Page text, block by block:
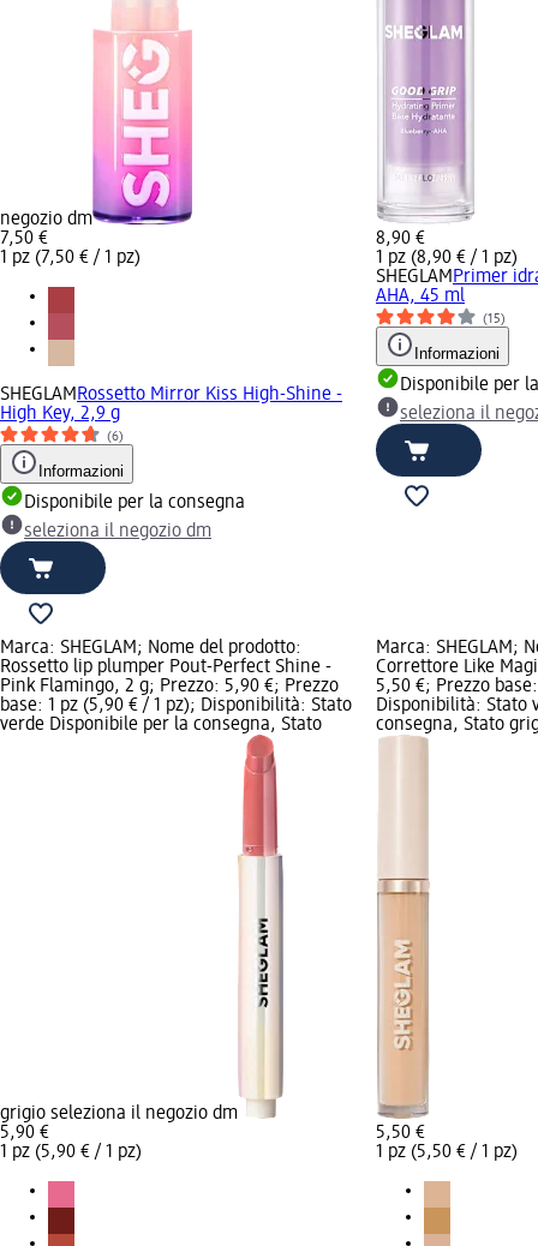
negozio dm
7,50 €
1 pz (7,50 € / 1 pz)
SHEGLAMRossetto Mirror Kiss High-Shine -
High Key, 2,9 g
(6)
Informazioni
Disponibile per la consegna
seleziona il negozio dm
8,90 €
1 pz (8,90 € / 1 pz)
SHEGLAMPrimer
AHA, 45 ml
(15)
Informazioni
Disponibile per
seleziona il
Marca: SHEGLAM; Nome del prodotto:
Rossetto lip plumper Pout-Perfect Shine -
Pink Flamingo, 2 g; Prezzo: 5,90 €; Prezzo
base: 1 pz (5,90 € / 1 pz); Disponibilità: Stato
verde Disponibile per la consegna, Stato
grigio seleziona il negozio dm
5,90 €
1 pz (5,90 € / 1 pz)
Marca: SHEGLAM;
Correttore Like
5,50 €; Prezzo
Disponibilità: Stato
consegna, Stato
5,50 €
1 pz (5,50 € / 1 pz)